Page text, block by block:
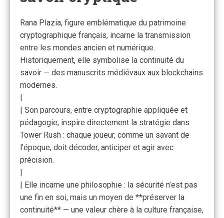
Rana Plazia, figure emblématique du patrimoine
cryptographique français, incarne la transmission
entre les mondes ancien et numérique.
Historiquement, elle symbolise la continuité du
savoir — des manuscrits médiévaux aux blockchains
modernes.
|
| Son parcours, entre cryptographie appliquée et
pédagogie, inspire directement la stratégie dans
Tower Rush : chaque joueur, comme un savant de
l’époque, doit décoder, anticiper et agir avec
précision.
|
| Elle incarne une philosophie : la sécurité n’est pas
une fin en soi, mais un moyen de **préserver la
continuité** — une valeur chère à la culture française,